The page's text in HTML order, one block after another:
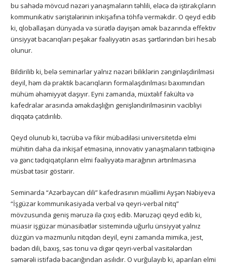
bu sahədə mövcud nəzəri yanaşmaların təhlili, eləcə də iştirakçıların
kommunikativ səriştələrinin inkişafına töhfə verməkdir. O qeyd edib
ki, qloballaşan dünyada və sürətlə dəyişən əmək bazarında effektiv
ünsiyyət bacarıqları peşəkar fəaliyyətin əsas şərtlərindən biri hesab
olunur.
Bildirilib ki, belə seminarlar yalnız nəzəri biliklərin zənginləşdirilməsi
deyil, həm də praktik bacarıqların formalaşdırılması baxımından
mühüm əhəmiyyət daşıyır. Eyni zamanda, müxtəlif fakültə və
kafedralar arasında əməkdaşlığın genişləndirilməsinin vacibliyi
diqqətə çatdırılıb.
Qeyd olunub ki, təcrübə və fikir mübadiləsi universitetdə elmi
mühitin daha da inkişaf etməsinə, innovativ yanaşmaların tətbiqinə
və gənc tədqiqatçıların elmi fəaliyyətə marağının artırılmasına
müsbət təsir göstərir.
Seminarda “Azərbaycan dili” kafedrasının müəllimi Ayşən Nəbiyeva
“İşgüzar kommunikasiyada verbal və qeyri-verbal nitq”
mövzusunda geniş məruzə ilə çıxış edib. Məruzəçi qeyd edib ki,
müasir işgüzar münasibətlər sistemində uğurlu ünsiyyət yalnız
düzgün və məzmunlu nitqdən deyil, eyni zamanda mimika, jest,
bədən dili, baxış, səs tonu və digər qeyri-verbal vasitələrdən
səmərəli istifadə bacarığından asılıdır. O vurğulayıb ki, aparılan elmi